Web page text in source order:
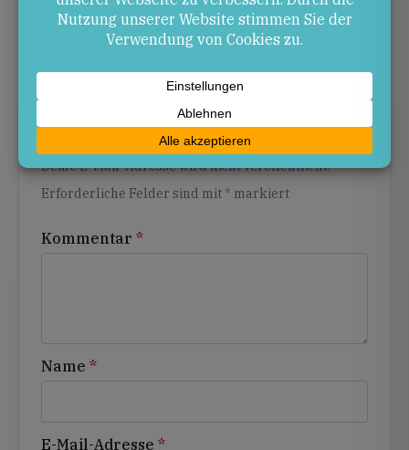
Kaiserslautern zudem echte Verstärkung
bekommt – nicht nur Zahlen in Mainz.
Schreibe einen Kommentar
Deine E-Mail-Adresse wird nicht veröffentlicht.
Erforderliche Felder sind mit * markiert
Kommentar *
Name *
E-Mail-Adresse *
Alternative: